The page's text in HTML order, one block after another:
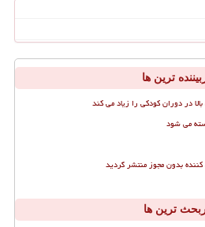
ترین ها
در دوران کودکی را زیاد می کند
می شود
بدون مجوز منتشر گردید
ترین ها